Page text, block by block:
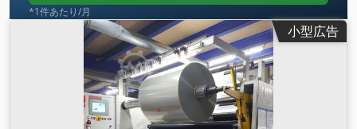
*1件あたり/月
小型広告